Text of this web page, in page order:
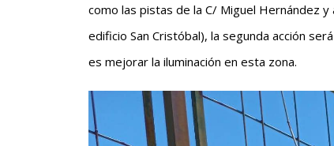
como las pistas de la C/ Miguel Hernández
edificio San Cristóbal), la segunda acción
es mejorar la iluminación en esta zona.